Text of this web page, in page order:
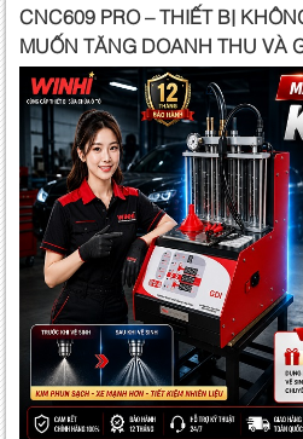
CNC609 PRO – THIẾT BỊ
MUỐN TĂNG DOANH THU VÀ